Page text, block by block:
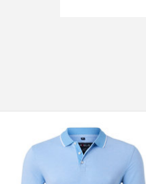
TOEVOEGEN AAN WINKELWAGEN